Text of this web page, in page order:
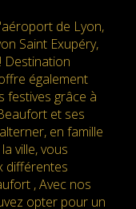
de Lyon,
Saint Exupéry,
Destination
également
festives grâce à
et ses
en famille
ville, vous
différentes
, Avec nos
opter pour un